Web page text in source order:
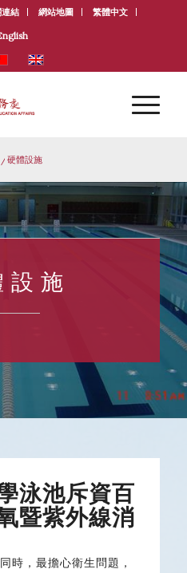
結 網站地圖 繁體中文
/ 硬體設施
設 施
泳池斥資百
暨紫外線消
時，最擔心衛生問題，